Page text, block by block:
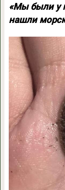
«Мы были у
нашли